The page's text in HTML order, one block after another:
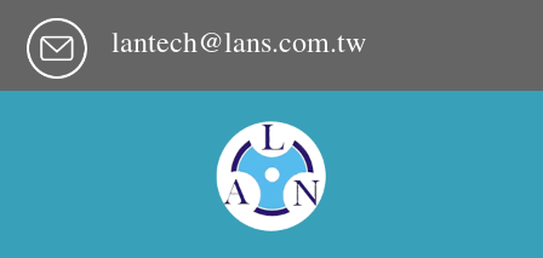
lantech@lans.com.tw